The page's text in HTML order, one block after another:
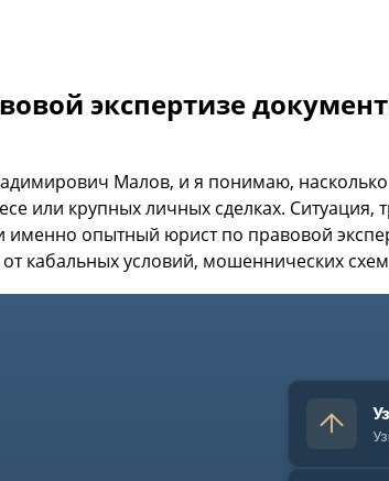
экспертизе
Малов, и я понимаю,
или крупных личных сделках. Ситуация,
именно опытный юрист по правовой
кабальных условий, мошеннических
победа в
ошибки — проигрыш в